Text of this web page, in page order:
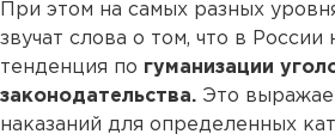
При этом на самых разных
звучат слова о том, что в России
тенденция по гуманизации
законодательства. Это
наказаний для определенных